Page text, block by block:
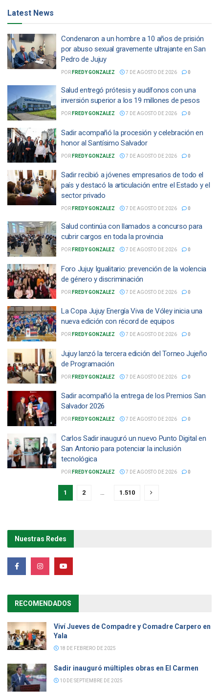
Latest News
Condenaron a un hombre a 10 años de prisión
por abuso sexual gravemente ultrajante en San
Pedro de Jujuy
POR FREDY GONZALEZ 7 DE AGOSTO DE 2026 0
Salud entregó prótesis y audífonos con una
inversión superior a los 19 millones de pesos
POR FREDY GONZALEZ 7 DE AGOSTO DE 2026 0
Sadir acompañó la procesión y celebración en
honor al Santísimo Salvador
POR FREDY GONZALEZ 7 DE AGOSTO DE 2026 0
Sadir recibió a jóvenes empresarios de todo el
país y destacó la articulación entre el Estado y el
sector privado
POR FREDY GONZALEZ 7 DE AGOSTO DE 2026 0
Salud continúa con llamados a concurso para
cubrir cargos en toda la provincia
POR FREDY GONZALEZ 7 DE AGOSTO DE 2026 0
Foro Jujuy Igualitario: prevención de la violencia
de género y discriminación
POR FREDY GONZALEZ 7 DE AGOSTO DE 2026 0
La Copa Jujuy Energía Viva de Vóley inicia una
nueva edición con récord de equipos
POR FREDY GONZALEZ 7 DE AGOSTO DE 2026 0
Jujuy lanzó la tercera edición del Torneo Jujeño
de Programación
POR FREDY GONZALEZ 7 DE AGOSTO DE 2026 0
Sadir acompañó la entrega de los Premios San
Salvador 2026
POR FREDY GONZALEZ 7 DE AGOSTO DE 2026 0
Carlos Sadir inauguró un nuevo Punto Digital en
San Antonio para potenciar la inclusión
tecnológica
POR FREDY GONZALEZ 7 DE AGOSTO DE 2026 0
1 2 1.510
Nuestras Redes
RECOMENDADOS
Viví Jueves de Compadre y Comadre Carpero en
Yala
18 DE FEBRERO DE 2025
Sadir inauguró múltiples obras en El Carmen
10 DE SEPTIEMBRE DE 2025